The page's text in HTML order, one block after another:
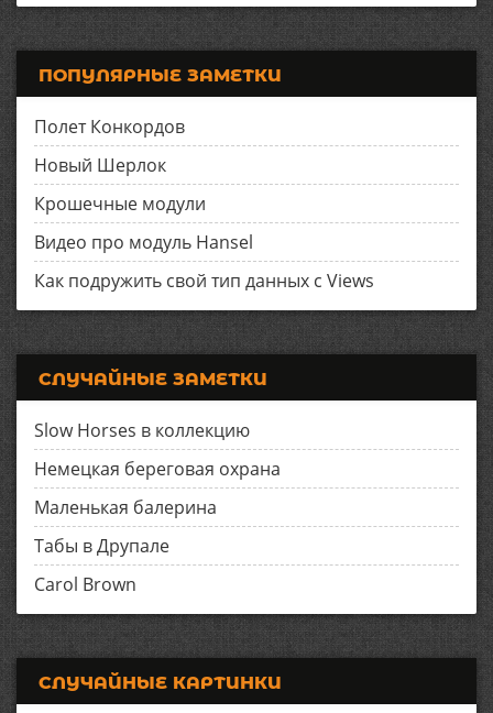
ПОПУЛЯРНЫЕ ЗАМЕТКИ
Полет Конкордов
Новый Шерлок
Крошечные модули
Видео про модуль Hansel
Как подружить свой тип данных с Views
СЛУЧАЙНЫЕ ЗАМЕТКИ
Slow Horses в коллекцию
Немецкая береговая охрана
Маленькая балерина
Табы в Друпале
Carol Brown
СЛУЧАЙНЫЕ КАРТИНКИ